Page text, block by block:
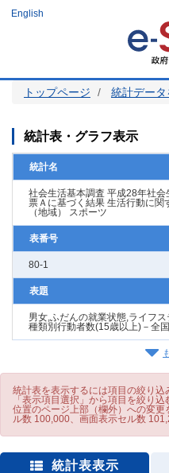
ツ
English
トップページ 統計データ
統計表・グラフ表示
統計名
社会生活基本調査 平成28年社会
票Ａに基づく結果 生活行動に関
（地域） スポーツ
表番号
80-1
表題
男女,ふだんの就業状態,ライフ
種類別行動者数(15歳以上)－全
統計表を表示するには項目の絞り込
「表示項目選択」から項目を絞り
位置のページ上部（欄外）への変
ル数 100,000、画面表示セル数
統計表表示